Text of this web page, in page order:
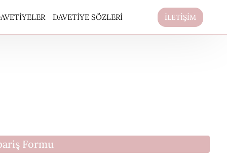
DAVETIYE SÖZLERI İLETİŞİM
Formu